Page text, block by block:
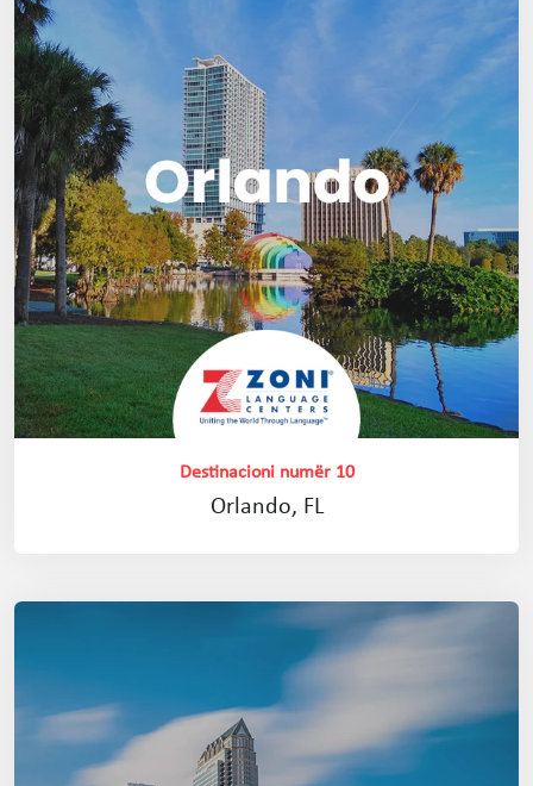
Destinacioni numër 10
Orlando, FL